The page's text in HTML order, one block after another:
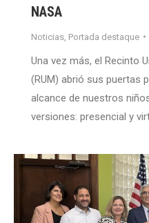
NASA
Noticias Portada destaque
Una vez más, el Recinto
(RUM) abrió sus puertas
alcance de nuestros
versiones: presencial y